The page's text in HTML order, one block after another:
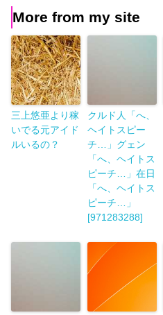
More from my site
三上悠亜より稼
いでる元アイド
ルいるの？
クルド人「へ、
ヘイトスピー
チ…」グェン
「へ、ヘイトス
ピーチ…」在日
「へ、ヘイトス
ピーチ…」
[971283288]